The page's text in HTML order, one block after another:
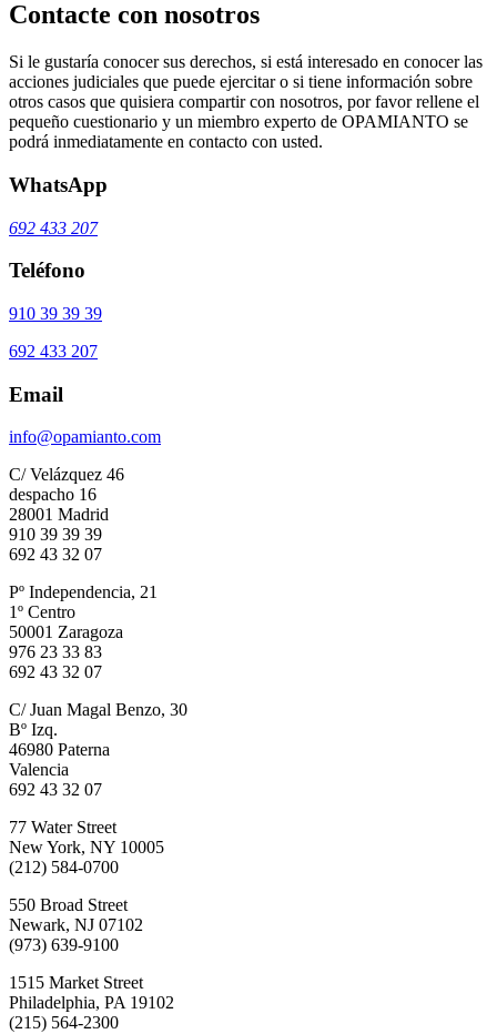
Contacte con nosotros
Si le gustaría conocer sus derechos, si está interesado en conocer las
acciones judiciales que puede ejercitar o si tiene información sobre
otros casos que quisiera compartir con nosotros, por favor rellene el
pequeño cuestionario y un miembro experto de OPAMIANTO se
podrá inmediatamente en contacto con usted.
WhatsApp
692 433 207
Teléfono
910 39 39 39
692 433 207
Email
info@opamianto.com
C/ Velázquez 46
despacho 16
28001 Madrid
910 39 39 39
692 43 32 07
Pº Independencia, 21
1º Centro
50001 Zaragoza
976 23 33 83
692 43 32 07
C/ Juan Magal Benzo, 30
Bº Izq.
46980 Paterna
Valencia
692 43 32 07
77 Water Street
New York, NY 10005
(212) 584-0700
550 Broad Street
Newark, NJ 07102
(973) 639-9100
1515 Market Street
Philadelphia, PA 19102
(215) 564-2300